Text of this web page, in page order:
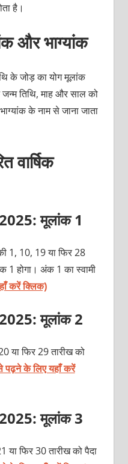
है।
और भाग्यांक
के जोड़ का योग मूलांक
तिथि, माह और साल को
के नाम से जाना जाता
वार्षिक
मूलांक 1
1, 10, 19 या फिर 28
1 होगा। अंक 1 का स्वामी
करें क्लिक)
मूलांक 2
या फिर 29 तारीख को
पढ़ने के लिए यहाँ करें
मूलांक 3
फिर 30 तारीख को पैदा